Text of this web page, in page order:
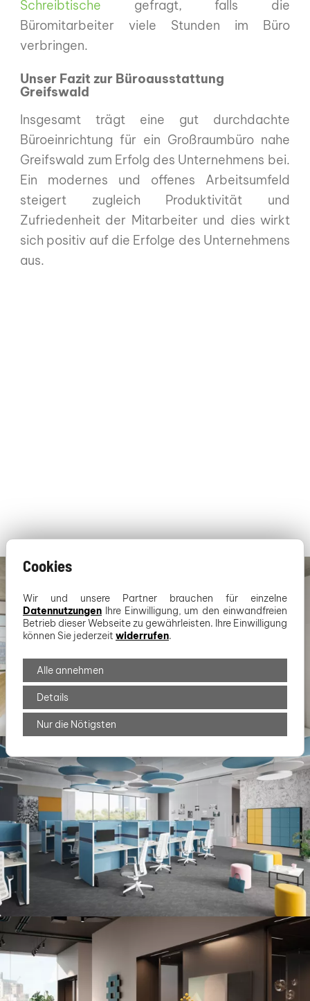
Schreibtische gefragt, falls die
Büromitarbeiter viele Stunden im Büro
verbringen.
Unser Fazit zur Büroausstattung
Greifswald
Insgesamt trägt eine gut durchdachte
Büroeinrichtung für ein Großraumbüro nahe
Greifswald zum Erfolg des Unternehmens bei.
Ein modernes und offenes Arbeitsumfeld
steigert zugleich Produktivität und
Zufriedenheit der Mitarbeiter und dies wirkt
sich positiv auf die Erfolge des Unternehmens
aus.
Cookies
Wir und unsere Partner brauchen für einzelne
Datennutzungen Ihre Einwilligung, um den einwandfreien
Betrieb dieser Webseite zu gewährleisten. Ihre Einwilligung
können Sie jederzeit widerrufen.
Alle annehmen
Details
Nur die Nötigsten